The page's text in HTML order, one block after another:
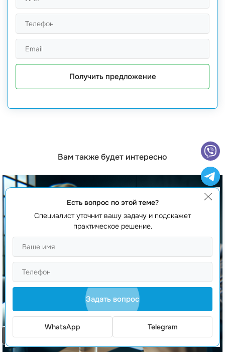
Получить предложение
Вам также будет интересно
Есть вопрос по этой теме?
Специалист уточнит вашу задачу и подскажет
практическое решение.
Задать вопрос
WhatsApp Telegram
Заказать звонок